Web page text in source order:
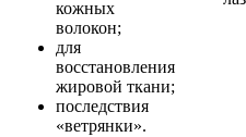
кожных
волокон;
для
восстановления
жировой ткани;
последствия
«ветрянки».